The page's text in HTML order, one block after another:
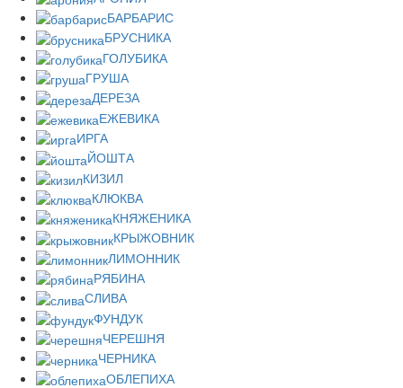
БАРБАРИС
БРУСНИКА
ГОЛУБИКА
ГРУША
ДЕРЕЗА
ЕЖЕВИКА
ИРГА
ЙОШТА
КИЗИЛ
КЛЮКВА
КНЯЖЕНИКА
КРЫЖОВНИК
ЛИМОННИК
РЯБИНА
СЛИВА
ФУНДУК
ЧЕРЕШНЯ
ЧЕРНИКА
ОБЛЕПИХА